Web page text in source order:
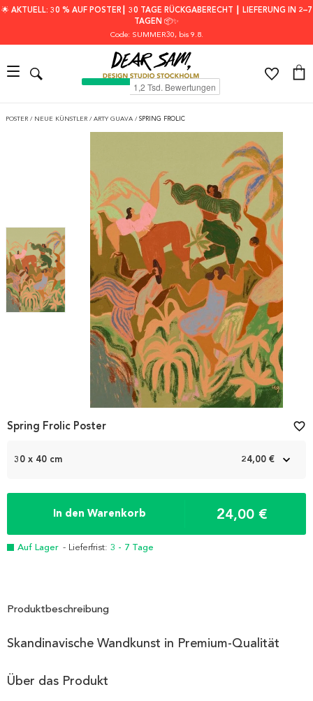
🌟 AKTUELL: 30 % AUF POSTER┃ 30 TAGE RÜCKGABERECHT ┃ LIEFERUNG IN 2–7
TAGEN 📦✨
Code: SUMMER30, bis 9.8.
POSTER / NEUE KÜNSTLER / ARTY GUAVA / SPRING FROLIC
30 x 40 cm 24,00 €
In den Warenkorb 24,00 €
Auf Lager - Lieferfrist: 3 - 7 Tage
Spring Frolic Poster favorite_border
Produktbeschreibung
Skandinavische Wandkunst in Premium-Qualität
Über das Produkt